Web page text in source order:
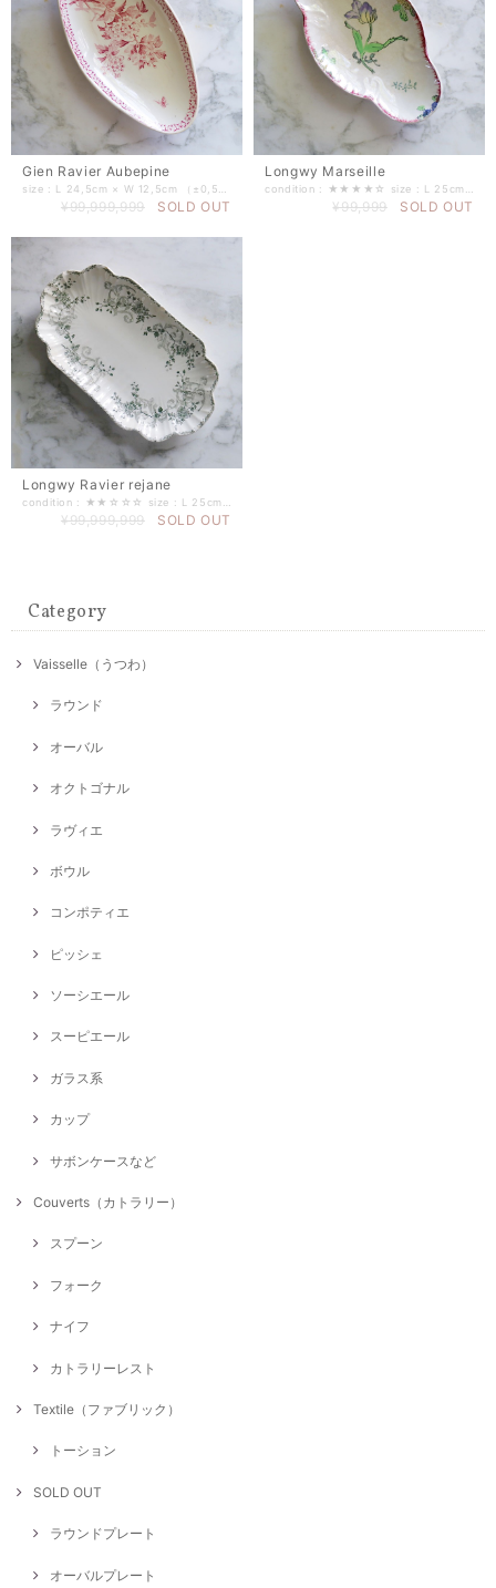
Gien Ravier Aubepine
¥99,999,999 SOLD OUT
Longwy Marseille
¥99,999 SOLD OUT
Longwy Ravier rejane
¥99,999,999 SOLD OUT
Category
Vaisselle（うつわ）
ラウンド
オーバル
オクトゴナル
ラヴィエ
ボウル
コンポティエ
ピッシェ
ソーシエール
スーピエール
ガラス系
カップ
サボンケースなど
Couverts（カトラリー）
スプーン
フォーク
ナイフ
カトラリーレスト
Textile（ファブリック）
トーション
SOLD OUT
ラウンドプレート
オーバルプレート